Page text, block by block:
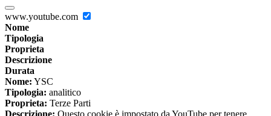
www.youtube.com
Nome
Tipologia
Proprieta
Descrizione
Durata
Nome: YSC
Tipologia: analitico
Proprieta: Terze Parti
Descrizione: Questo cookie è impostato da YouTube per tenere